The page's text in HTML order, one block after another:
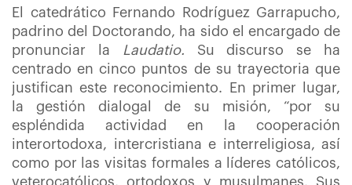
El catedrático Fernando Rodríguez Garrapucho,
padrino del Doctorando, ha sido el encargado de
pronunciar la
Laudatio. Su discurso se ha
centrado en cinco puntos de su trayectoria que
justifican este reconocimiento. En primer lugar,
la gestión dialogal de su misión, “por su
espléndida actividad en la cooperación
interortodoxa, intercristiana e interreligiosa, así
como por las visitas formales a líderes católicos,
veterocatólicos, ortodoxos y musulmanes. Sus